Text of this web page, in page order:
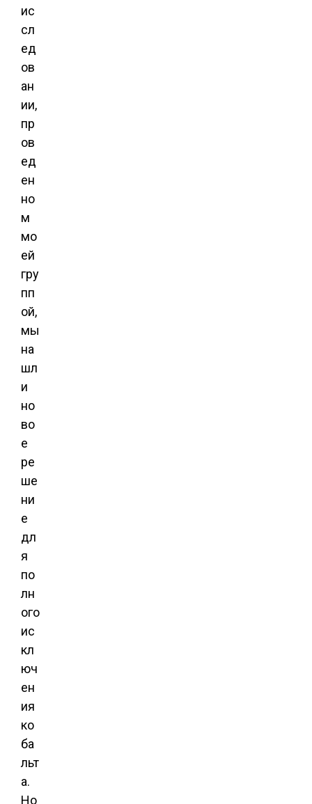
ис
сл
ед
ов
ан
ии,
пр
ов
ед
ен
но
м
мо
ей
гру
пп
ой,
мы
на
шл
и
но
во
е
ре
ше
ни
е
дл
я
по
лн
ого
ис
кл
юч
ен
ия
ко
ба
льт
а.
Но